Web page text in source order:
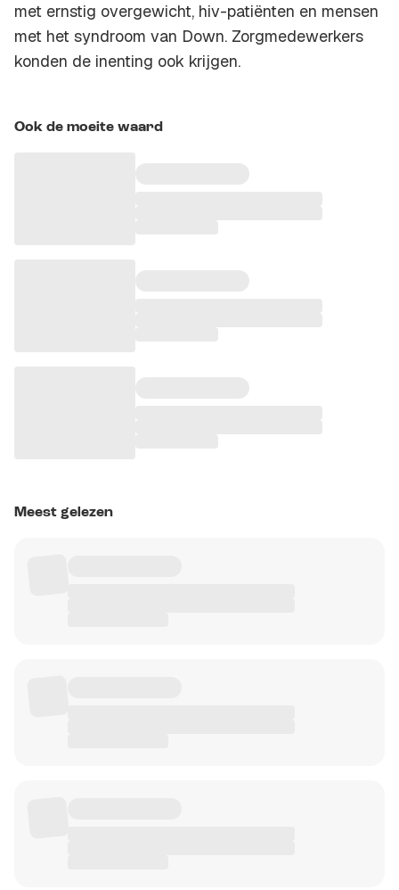
met ernstig overgewicht, hiv-patiënten en mensen
met het syndroom van Down. Zorgmedewerkers
konden de inenting ook krijgen.
Ook de moeite waard
Meest gelezen